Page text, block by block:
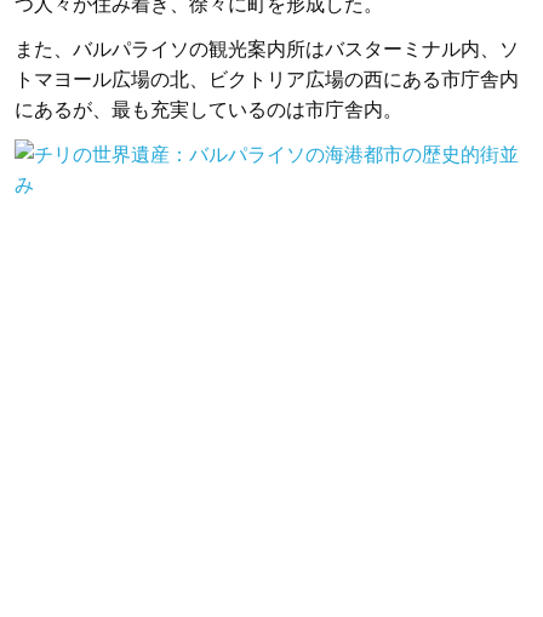
また、バルパライソの観光案内所はバスターミナル内、ソ
トマヨール広場の北、ビクトリア広場の西にある市庁舎内
にあるが、最も充実しているのは市庁舎内。